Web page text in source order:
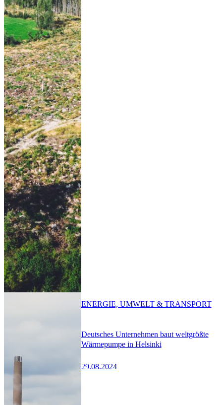
Deutsches Unternehmen baut weltgrößte
Wärmepumpe in Helsinki
29.08.2024
ENERGIE, UMWELT & TRANSPORT